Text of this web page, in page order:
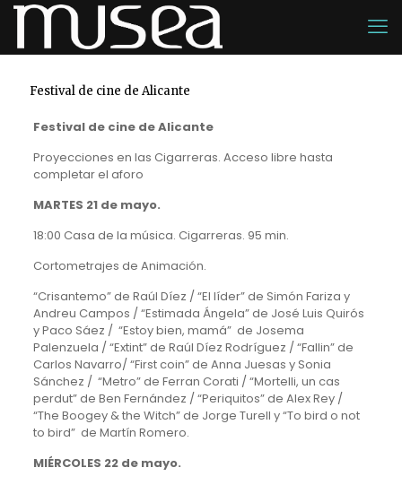
Festival de cine de Alicante
Festival de cine de Alicante
Proyecciones en las Cigarreras. Acceso libre hasta
completar el aforo
MARTES 21 de mayo.
18:00 Casa de la música. Cigarreras. 95 min.
Cortometrajes de Animación.
“Crisantemo” de Raúl Díez / “El líder” de Simón Fariza y
Andreu Campos / “Estimada Ángela” de José Luis Quirós
y Paco Sáez / “Estoy bien, mamá” de Josema
Palenzuela / “Extint” de Raúl Díez Rodríguez / “Fallin” de
Carlos Navarro/ “First coin” de Anna Juesas y Sonia
Sánchez / “Metro” de Ferran Corati / “Mortelli, un cas
perdut” de Ben Fernández / “Periquitos” de Alex Rey /
“The Boogey & the Witch” de Jorge Turell y “To bird o not
to bird” de Martín Romero.
MIÉRCOLES 22 de mayo.